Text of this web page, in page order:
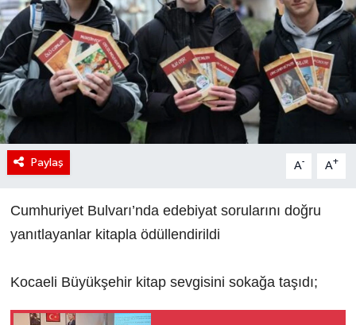
Paylaş A- A+
Cumhuriyet Bulvarı’nda edebiyat sorularını doğru
yanıtlayanlar kitapla ödüllendirildi
Kocaeli Büyükşehir kitap sevgisini sokağa taşıdı;